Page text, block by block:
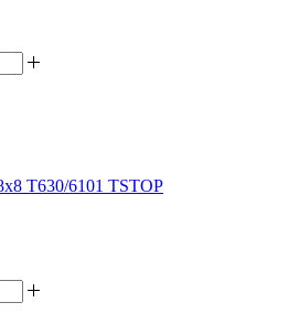
T630/6101 TSTOP